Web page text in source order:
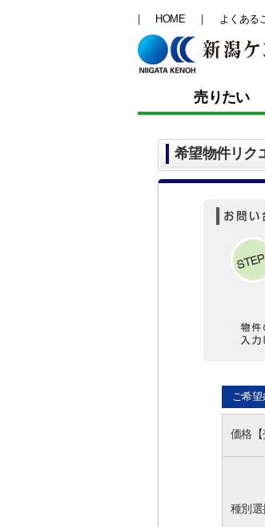
HOME よくある
売りたい
希望物件リク
ご希望
価格【
種別選